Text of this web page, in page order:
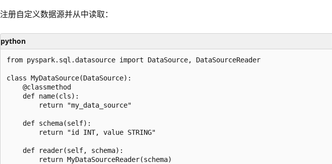
注册自定义数据源并从中读取：
python
from pyspark.sql.datasource import DataSource, DataSourceReader
class MyDataSource(DataSource):
    @classmethod
    def name(cls):
        return "my_data_source"
    def schema(self):
        return "id INT, value STRING"
    def reader(self, schema):
        return MyDataSourceReader(schema)